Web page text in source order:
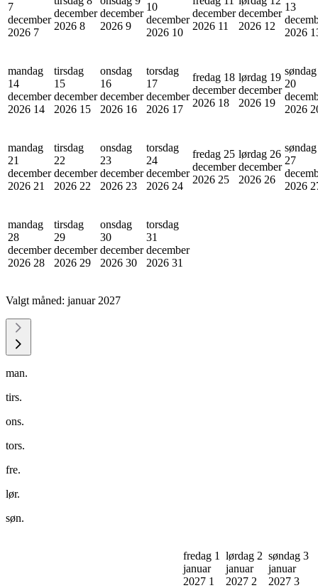
7
december
2026 7
december
2026 8
december
2026 9
10
december
2026 10
december
2026 11
december
2026 12
13
2026
mandag
14
december
2026 14
tirsdag
15
december
2026 15
onsdag
16
december
2026 16
torsdag
17
december
2026 17
fredag 18
december
2026 18
lørdag 19
december
2026 19
søndag
20
2026
mandag
21
december
2026 21
tirsdag
22
december
2026 22
onsdag
23
december
2026 23
torsdag
24
december
2026 24
fredag 25
december
2026 25
lørdag 26
december
2026 26
søndag
27
2026
mandag
28
december
2026 28
tirsdag
29
december
2026 29
onsdag
30
december
2026 30
torsdag
31
december
2026 31
Valgt måned: januar 2027
man.
tirs.
ons.
tors.
fre.
lør.
søn.
fredag 1
januar
2027 1
lørdag 2
januar
2027 2
søndag 3
januar
2027 3